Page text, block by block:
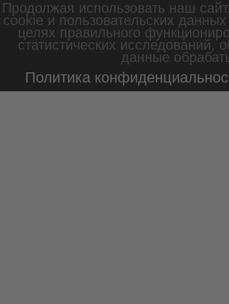
Продолжая использовать наш
cookie и пользовательских
целях правильного
статистических
данные
Политика